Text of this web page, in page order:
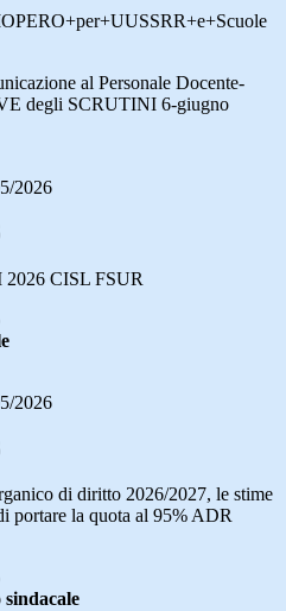
al Personale Docente-
degli SCRUTINI 6-giugno
2026
CISL FSUR
2026
di diritto 2026/2027, le stime
portare la quota al 95% ADR